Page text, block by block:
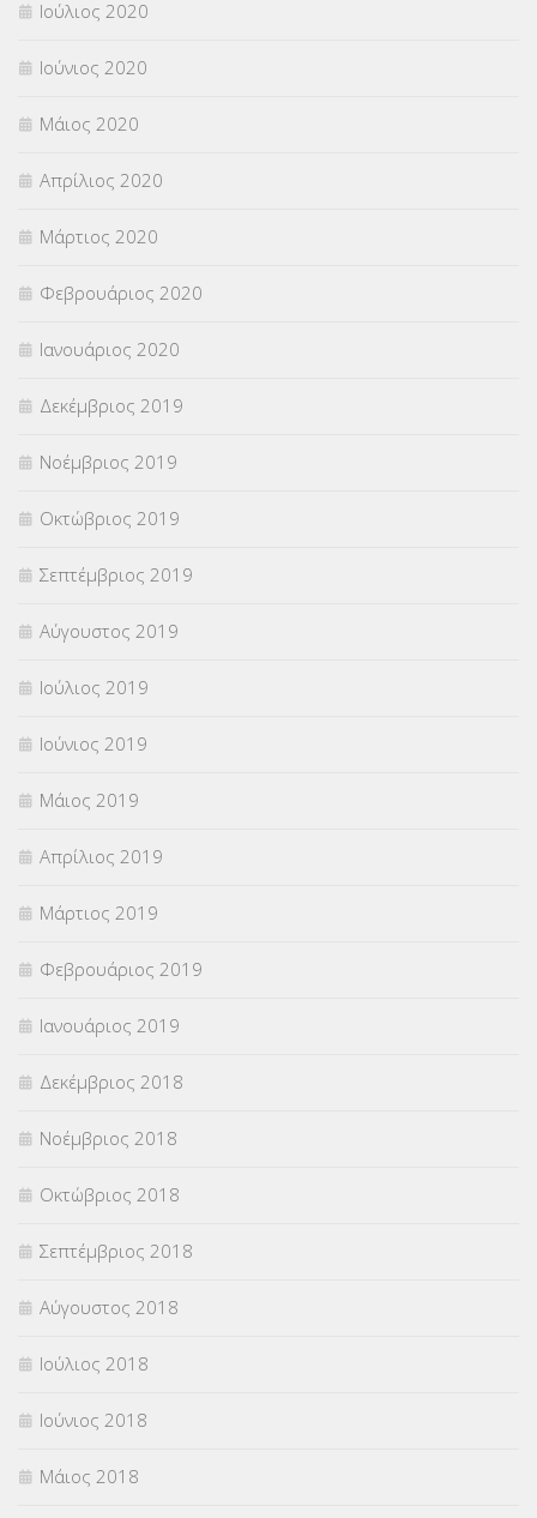
Ιούλιος 2020
Ιούνιος 2020
Μάιος 2020
Απρίλιος 2020
Μάρτιος 2020
Φεβρουάριος 2020
Ιανουάριος 2020
Δεκέμβριος 2019
Νοέμβριος 2019
Οκτώβριος 2019
Σεπτέμβριος 2019
Αύγουστος 2019
Ιούλιος 2019
Ιούνιος 2019
Μάιος 2019
Απρίλιος 2019
Μάρτιος 2019
Φεβρουάριος 2019
Ιανουάριος 2019
Δεκέμβριος 2018
Νοέμβριος 2018
Οκτώβριος 2018
Σεπτέμβριος 2018
Αύγουστος 2018
Ιούλιος 2018
Ιούνιος 2018
Μάιος 2018